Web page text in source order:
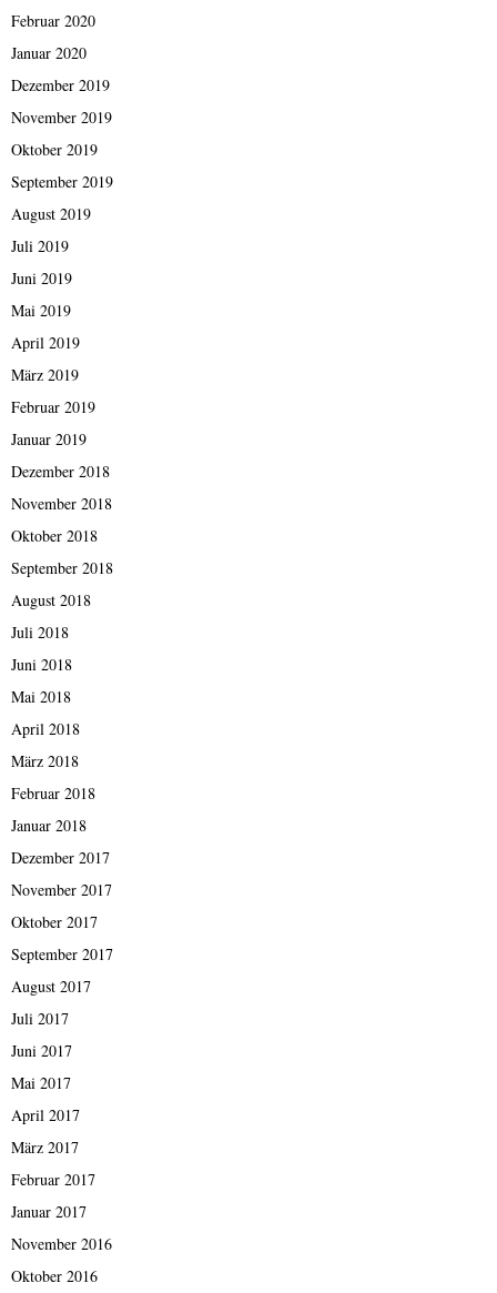
Februar 2020
Januar 2020
Dezember 2019
November 2019
Oktober 2019
September 2019
August 2019
Juli 2019
Juni 2019
Mai 2019
April 2019
März 2019
Februar 2019
Januar 2019
Dezember 2018
November 2018
Oktober 2018
September 2018
August 2018
Juli 2018
Juni 2018
Mai 2018
April 2018
März 2018
Februar 2018
Januar 2018
Dezember 2017
November 2017
Oktober 2017
September 2017
August 2017
Juli 2017
Juni 2017
Mai 2017
April 2017
März 2017
Februar 2017
Januar 2017
November 2016
Oktober 2016